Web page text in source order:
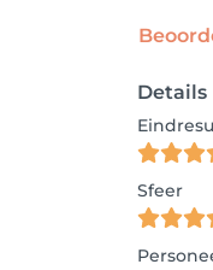
Details
Sfeer